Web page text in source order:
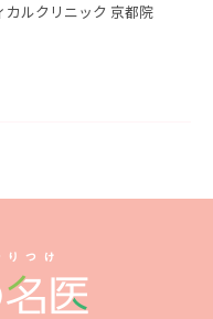
カルクリニック 京都院